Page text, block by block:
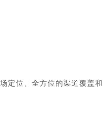
定位、全方位的渠道覆盖和